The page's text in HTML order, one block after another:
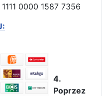
0000 1587 7356
4.
Poprzez